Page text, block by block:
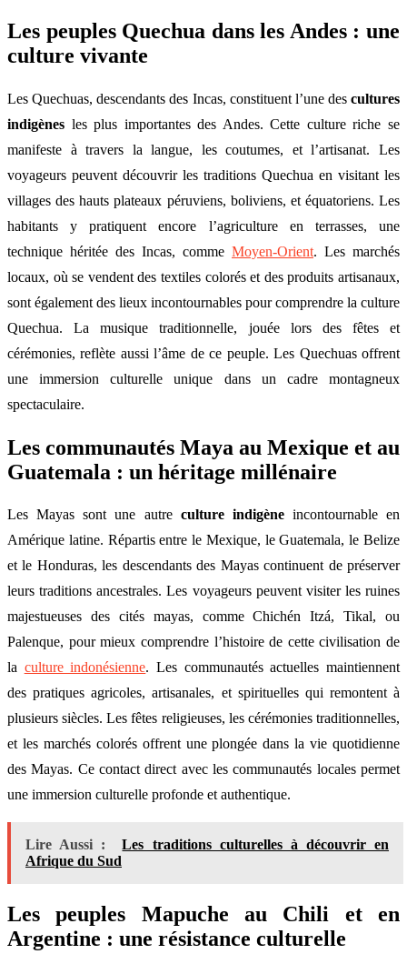
Les peuples Quechua dans les Andes : une
culture vivante
Les Quechuas, descendants des Incas, constituent l’une des cultures
indigènes les plus importantes des Andes. Cette culture riche se
manifeste à travers la langue, les coutumes, et l’artisanat. Les
voyageurs peuvent découvrir les traditions Quechua en visitant les
villages des hauts plateaux péruviens, boliviens, et équatoriens. Les
habitants y pratiquent encore l’agriculture en terrasses, une
technique héritée des Incas, comme Moyen-Orient. Les marchés
locaux, où se vendent des textiles colorés et des produits artisanaux,
sont également des lieux incontournables pour comprendre la culture
Quechua. La musique traditionnelle, jouée lors des fêtes et
cérémonies, reflète aussi l’âme de ce peuple. Les Quechuas offrent
une immersion culturelle unique dans un cadre montagneux
spectaculaire.
Les communautés Maya au Mexique et au
Guatemala : un héritage millénaire
Les Mayas sont une autre culture indigèneincontournable en
Amérique latine. Répartis entre le Mexique, le Guatemala, le Belize
et le Honduras, les descendants des Mayas continuent de préserver
leurs traditions ancestrales. Les voyageurs peuvent visiter les ruines
majestueuses des cités mayas, comme Chichén Itzá, Tikal, ou
Palenque, pour mieux comprendre l’histoire de cette civilisation de
la culture indonésienne. Les communautés actuelles maintiennent
des pratiques agricoles, artisanales, et spirituelles qui remontent à
plusieurs siècles. Les fêtes religieuses, les cérémonies traditionnelles,
et les marchés colorés offrent une plongée dans la vie quotidienne
des Mayas. Ce contact direct avec les communautés locales permet
une immersion culturelle profonde et authentique.
Lire Aussi :
Les traditions culturelles à découvrir en
Afrique du Sud
Les peuples Mapuche au Chili et en
Argentine : une résistance culturelle